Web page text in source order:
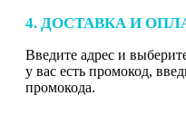
4. ДОСТАВКА И
Введите адрес и
у вас есть промокод,
промокода.